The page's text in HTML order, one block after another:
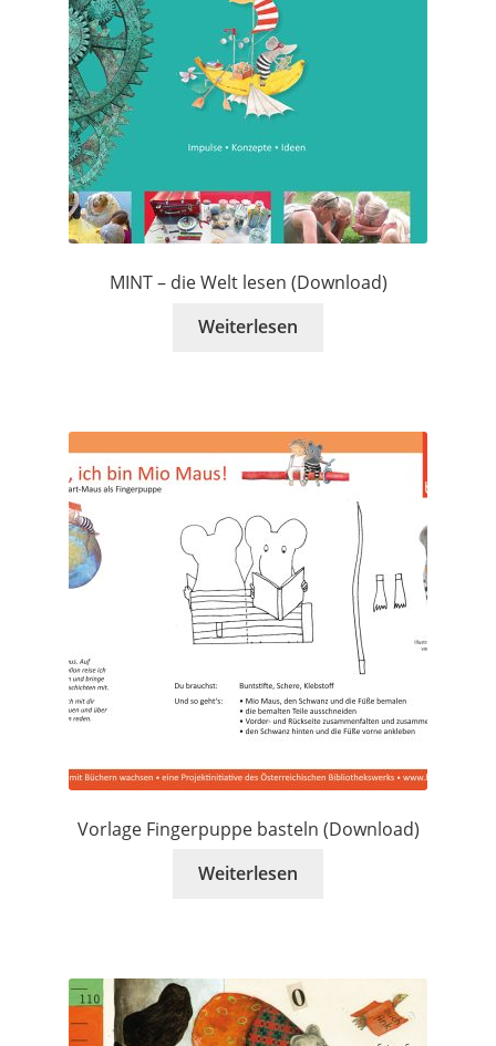
MINT – die Welt lesen (Download)
Weiterlesen
Vorlage Fingerpuppe basteln (Download)
Weiterlesen